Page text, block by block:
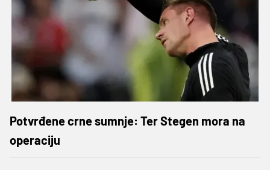
Potvrđene crne sumnje: Ter Stegen mora na
operaciju